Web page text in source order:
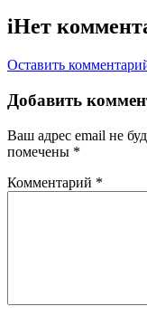
iНет
Оставить
Добавить
Ваш адрес email не
помечены *
Комментарий *